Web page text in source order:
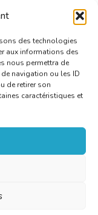
des technologies
aux informations des
nous permettra de
navigation ou les ID
de retirer son
caractéristiques et